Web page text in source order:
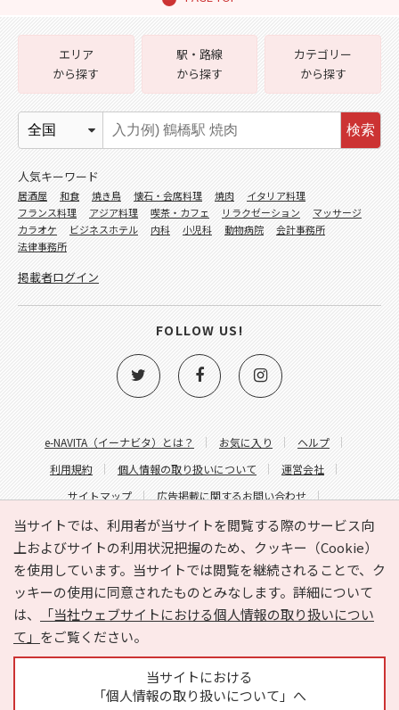
当サイトでは、利用者が当サイトを閲覧する際のサービス向
上およびサイトの利用状況把握のため、クッキー（Cookie）
を使用しています。当サイトでは閲覧を継続されることで、ク
ッキーの使用に同意されたものとみなします。詳細について
は、
「当社ウェブサイトにおける個人情報の取り扱いについ
て」 をご覧ください。
当サイトにおける
「個人情報の取り扱いについて」へ
e-NAVITA（イーナビタ）とは？ お気に入り
ヘルプ
利用規約
個人情報の取り扱いについて
運営会社
サイトマップ
広告掲載に関するお問い合わせ
サイトの内容に関するお問い合わせ
エリア
から探す
駅・路線
から探す
カテゴリー
から探す
検索
人気キーワード
居酒屋 和食 焼き鳥 懐石・会席料理 焼肉
イタリア料理
フランス料理
アジア料理 喫茶・カフェ リラクゼーション
マッサージ
カラオケ
ビジネスホテル 内科 小児科 動物病院
会計事務所
法律事務所
掲載者ログイン
FOLLOW US!
Copyright © HYOJITO.Co.,Ltd. All Rights Reserved.